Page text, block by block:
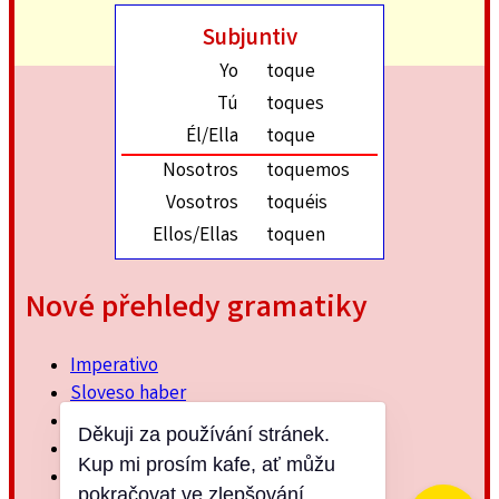
Subjuntiv
Yo
toque
Tú
toques
Él/Ella
toque
Nosotros
toquemos
Vosotros
toquéis
Ellos/Ellas
toquen
Nové přehledy gramatiky
Imperativo
Sloveso haber
Imperfektum
Přítomný subjuntiv
Minulý jednoduchý
Děkuji za používání stránek.
Kup mi prosím kafe, ať můžu
pokračovat ve zlepšování